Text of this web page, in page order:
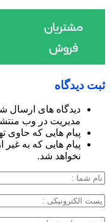
ثبت دیدگاه
دیدگاه های ارسال
مدیریت در وب
پیام هایی که حاوی
پیام هایی که به
نخواهد شد.